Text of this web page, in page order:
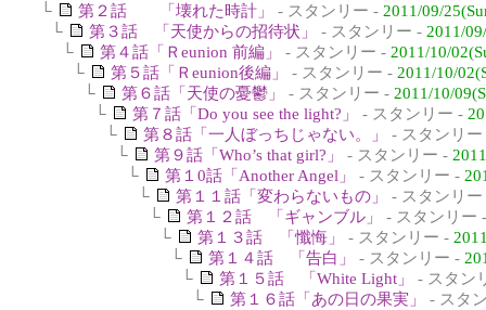
└
第２話 「壊れた時計」 - スタンリー - 2011/09/
└
第３話 「天使からの招待状」 - スタンリー - 2011/
└
第４話「Ｒeunion 前編」 - スタンリー - 2011/10/
└
第５話「Ｒeunion後編」 - スタンリー - 2011/10/
└
第６話「天使の憂鬱」 - スタンリー - 2011/10/
└
第７話「Do you see the light?」 - スタンリー -
└
第８話「一人ぼっちじゃない。」
- スタンリ
└
第９話「Who’s that girl?」 - スタンリー -
└
第１0話「Another Angel」 - スタンリー -
└
第１１話「変わらないもの」
- スタンリ
└
第１２話 「ギャンブル」
- スタンリー
└
第１３話 「懺悔」 - スタンリー -
└
第１４話 「告白」 - スタンリー -
└
第１５話 「White Light」 - スタン
└
第１６話「あの日の果実」
- スタ